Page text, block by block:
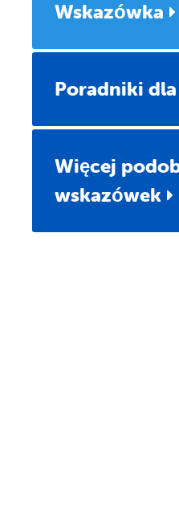
Wskazówka
Poradniki
Więcej
wskazówek